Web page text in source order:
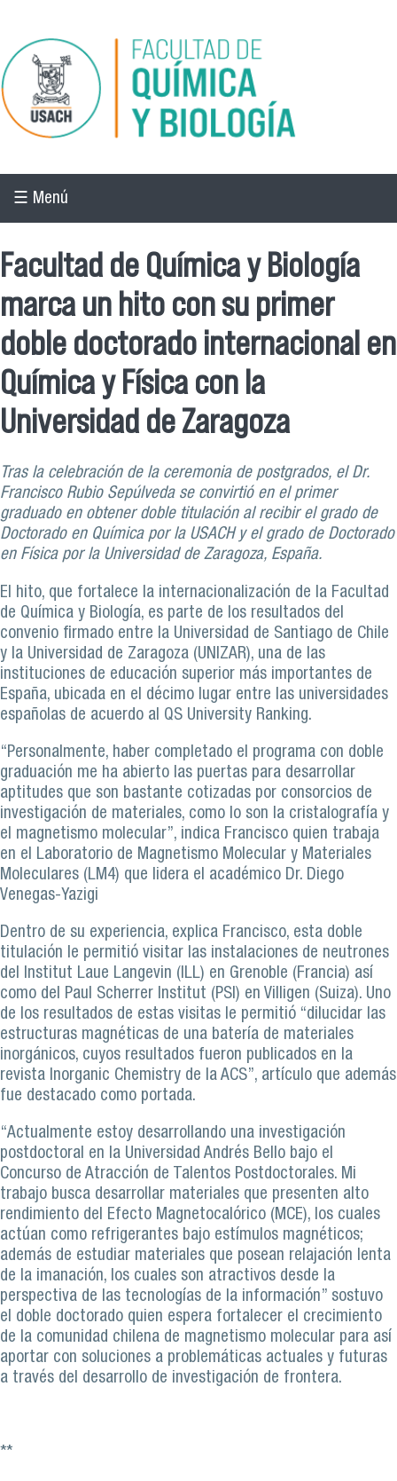
Pasar al contenido principal
☰ Menú
Facultad de Química y Biología
marca un hito con su primer
doble doctorado internacional en
Química y Física con la
Universidad de Zaragoza
Tras la celebración de la ceremonia de postgrados, el Dr.
Francisco Rubio Sepúlveda se convirtió en el primer
graduado en obtener doble titulación al recibir el grado de
Doctorado en Química por la USACH y el grado de Doctorado
en Física por la Universidad de Zaragoza, España.
El hito, que fortalece la internacionalización de la Facultad
de Química y Biología, es parte de los resultados del
convenio firmado entre la Universidad de Santiago de Chile
y la Universidad de Zaragoza (UNIZAR), una de las
instituciones de educación superior más importantes de
España, ubicada en el décimo lugar entre las universidades
españolas de acuerdo al QS University Ranking.
“Personalmente, haber completado el programa con doble
graduación me ha abierto las puertas para desarrollar
aptitudes que son bastante cotizadas por consorcios de
investigación de materiales, como lo son la cristalografía y
el magnetismo molecular”, indica Francisco quien trabaja
en el Laboratorio de Magnetismo Molecular y Materiales
Moleculares (LM4) que lidera el académico Dr. Diego
Venegas-Yazigi
Dentro de su experiencia, explica Francisco, esta doble
titulación le permitió visitar las instalaciones de neutrones
del Institut Laue Langevin (ILL) en Grenoble (Francia) así
como del Paul Scherrer Institut (PSI) en Villigen (Suiza). Uno
de los resultados de estas visitas le permitió “dilucidar las
estructuras magnéticas de una batería de materiales
inorgánicos, cuyos resultados fueron publicados en la
revista Inorganic Chemistry de la ACS”, artículo que además
fue destacado como portada.
“Actualmente estoy desarrollando una investigación
postdoctoral en la Universidad Andrés Bello bajo el
Concurso de Atracción de Talentos Postdoctorales. Mi
trabajo busca desarrollar materiales que presenten alto
rendimiento del Efecto Magnetocalórico (MCE), los cuales
actúan como refrigerantes bajo estímulos magnéticos;
además de estudiar materiales que posean relajación lenta
de la imanación, los cuales son atractivos desde la
perspectiva de las tecnologías de la información” sostuvo
el doble doctorado quien espera fortalecer el crecimiento
de la comunidad chilena de magnetismo molecular para así
aportar con soluciones a problemáticas actuales y futuras
a través del desarrollo de investigación de frontera.
**